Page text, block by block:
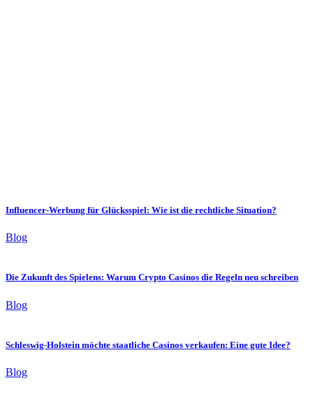
Influencer-Werbung für Glücksspiel: Wie ist die rechtliche Situation?
Blog
Die Zukunft des Spielens: Warum Crypto Casinos die Regeln neu schreiben
Blog
Schleswig-Holstein möchte staatliche Casinos verkaufen: Eine gute Idee?
Blog